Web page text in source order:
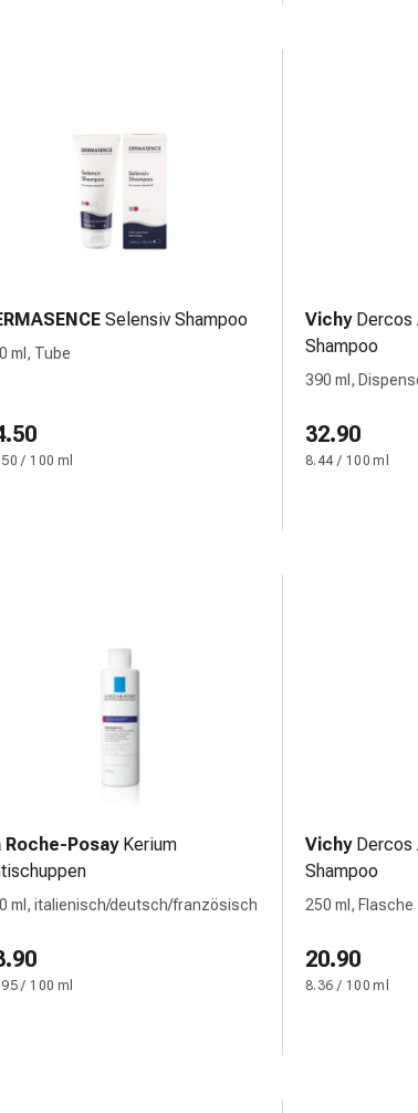
Selensiv Shampoo
ml, Tube
/ 100 ml
Vichy Dercos
Shampoo
390 ml,
32.90
8.44 / 100 ml
Roche-Posay Kerium
ml, italienisch/deutsch/französisch
/ 100 ml
Vichy Dercos
Shampoo
250 ml, Flasche
20.90
8.36 / 100 ml